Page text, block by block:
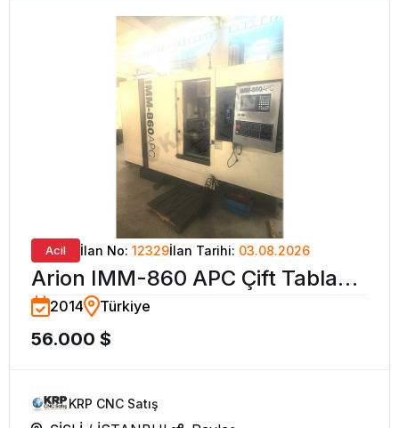
Acil İlan No: 12329İlan Tarihi: 03.08.2026
Arion IMM-860 APC Çift Tabla
CNC Dik İşleme Merkezi-2014
2014 Türkiye
56.000 $
KRP CNC Satış